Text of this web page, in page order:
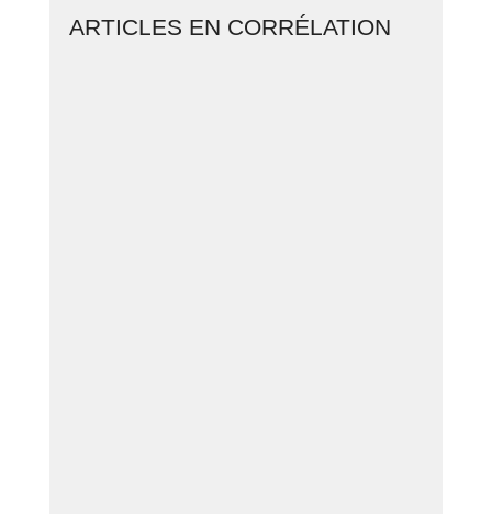
ARTICLES EN CORRÉLATION